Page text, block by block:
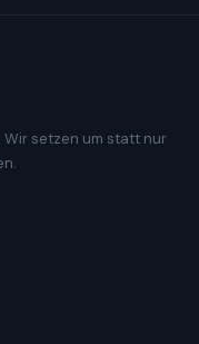
setzen um statt nur